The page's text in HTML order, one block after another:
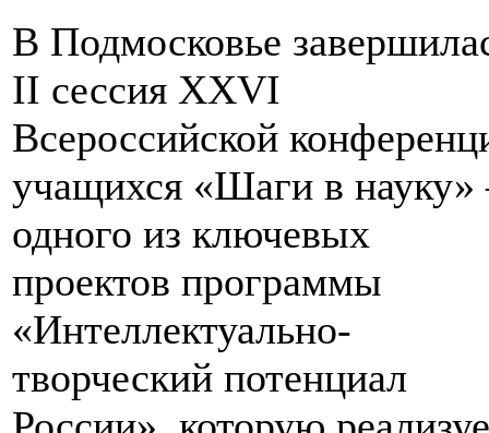
В Подмосковье
II сессия XXVI
Всероссийской
учащихся «Шаги в
одного из ключевых
проектов программы
«Интеллектуально-
творческий потенциал